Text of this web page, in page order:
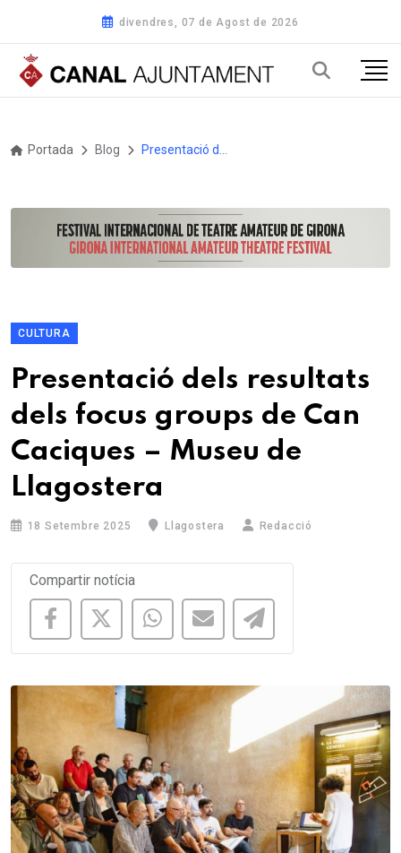
divendres, 07 de Agost de 2026
Portada Blog
CULTURA
Presentació dels resultats
dels focus groups de Can
Caciques – Museu de
Llagostera
18 Setembre 2025 Llagostera Redacció
Compartir notícia